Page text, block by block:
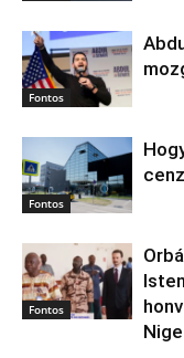
Fontos
Fontos
Fontos